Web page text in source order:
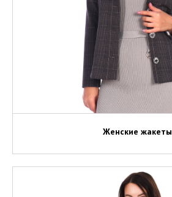
Женские жакеты